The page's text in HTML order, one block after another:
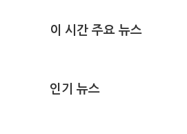
이 시간 주요 뉴스
인기 뉴스